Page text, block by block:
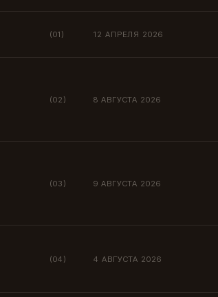
(01) 12 АПРЕЛЯ 2026
(02) 8 АВГУСТА 2026
(03) 9 АВГУСТА 2026
(04) 4 АВГУСТА 2026